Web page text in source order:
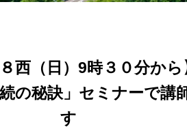
西（日）9時３０分か
の秘訣」セミナーで講
す